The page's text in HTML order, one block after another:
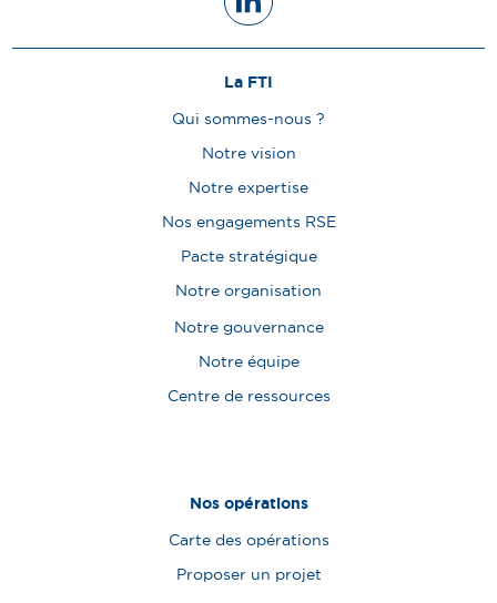
La FTI
Qui sommes-nous ?
Notre vision
Notre expertise
Nos engagements RSE
Pacte stratégique
Notre organisation
Notre gouvernance
Notre équipe
Centre de ressources
Nos opérations
Carte des opérations
Proposer un projet